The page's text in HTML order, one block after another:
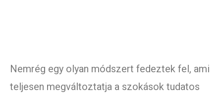
Nemrég egy olyan módszert fedeztek fel, ami
teljesen megváltoztatja a szokások tudatos